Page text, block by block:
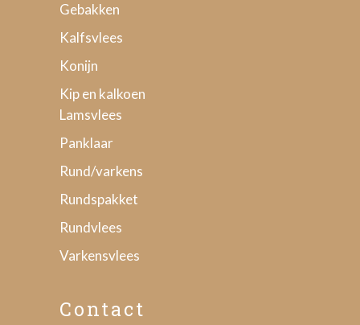
Gebakken
Kalfsvlees
Konijn
Kip en kalkoen
Lamsvlees
Panklaar
Rund/varkens
Rundspakket
Rundvlees
Varkensvlees
Contact